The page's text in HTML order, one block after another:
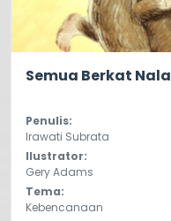
Semua Berkat Nala
Penulis:
Irawati Subrata
Ilustrator:
Gery Adams
Tema:
Kebencanaan